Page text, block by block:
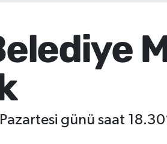
günü saat